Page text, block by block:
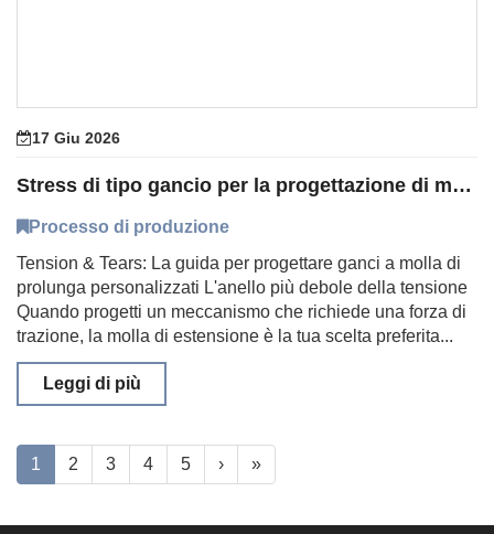
17 Giu 2026
Stress di tipo gancio per la progettazione di molla di prolunga personalizzata
Processo di produzione
Tension & Tears: La guida per progettare ganci a molla di
prolunga personalizzati L'anello più debole della tensione
Quando progetti un meccanismo che richiede una forza di
trazione, la molla di estensione è la tua scelta preferita...
Leggi di più
1 2 3 4 5 › »